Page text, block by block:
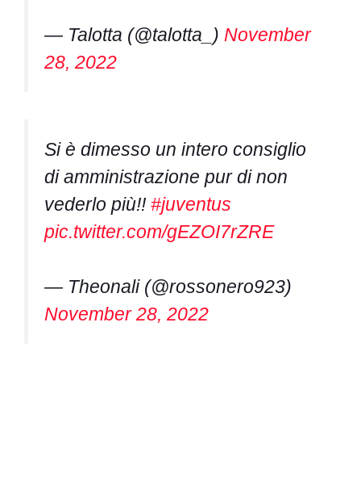
— Talotta (@talotta_) November
28, 2022
Si è dimesso un intero consiglio
di amministrazione pur di non
vederlo più!! #juventus
pic.twitter.com/gEZOI7rZRE
— Theonali (@rossonero923)
November 28, 2022